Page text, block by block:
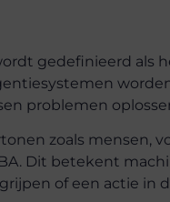
gedefinieerd als
problemen
zoals mensen,
Dit betekent
of een actie in